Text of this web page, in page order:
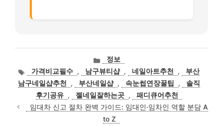
카
테
고
리
정보
태
그
가격비교필수 , 남구뷰티샵 , 네일아트추천 ,
부산
남구네일샵추천
, 부산네일샵 , 속눈썹연장꿀팁 ,
솔직
후기공유 , 젤네일잘하는곳 ,
패디큐어추천
임대차 신고 절차 완벽 가이드: 임대인·임차인 역할 분담 A
to Z